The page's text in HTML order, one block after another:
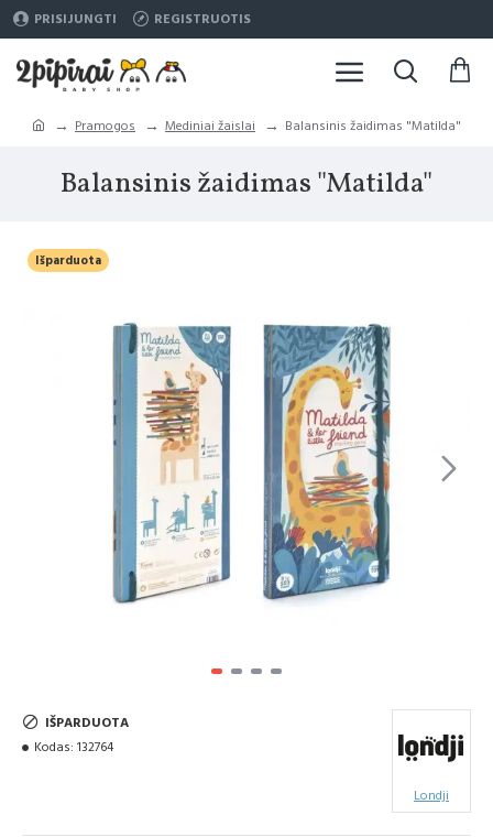
PRISIJUNGTI REGISTRUOTIS
Pramogos Mediniai žaislai Balansinis žaidimas "Matilda"
Balansinis žaidimas "Matilda"
Išparduota
IŠPARDUOTA
Kodas: 132764
Londji